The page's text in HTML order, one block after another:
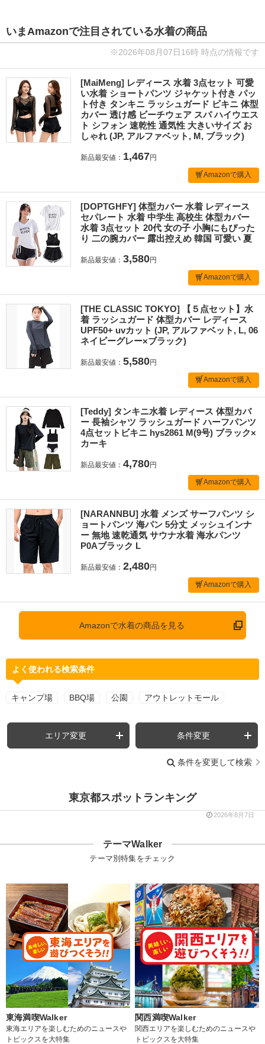
いまAmazonで注目されている水着の商品
※2026年08月07日16時 時点の情報です
[MaiMeng] レディース 水着 3点セット 可愛
い水着 ショートパンツ ジャケット付き パッ
ト付き タンキニ ラッシュガード ビキニ 体型
カバー 透け感 ビーチウェア スパ ハイウエス
ト シフォン 速乾性 通気性 大きいサイズ お
しゃれ (JP, アルファベット, M, ブラック)
新品最安値： 1,467円
Amazonで購入
[DOPTGHFY] 体型カバー 水着 レディース
セパレート 水着 中学生 高校生 体型カバー
水着 3点セット 20代 女の子 小胸にもぴった
り 二の腕カバー 露出控えめ 韓国 可愛い 夏
新品最安値： 3,580円
Amazonで購入
[THE CLASSIC TOKYO] 【５点セット】水
着 ラッシュガード 体型カバー レディース
UPF50+ uvカット (JP, アルファベット, L, 06
ネイビーグレー×ブラック)
新品最安値： 5,580円
Amazonで購入
[Teddy] タンキニ水着 レディース 体型カバ
ー 長袖シャツ ラッシュガード ハーフパンツ
4点セットビキニ hys2861 M(9号) ブラック×
カーキ
新品最安値： 4,780円
Amazonで購入
[NARANNBU] 水着 メンズ サーフパンツ シ
ョートパンツ 海パン 5分丈 メッシュインナ
ー 無地 速乾通気 サウナ水着 海水パンツ
P0Aブラック L
新品最安値： 2,480円
Amazonで購入
Amazonで水着の商品を見る
よく使われる検索条件
キャンプ場 BBQ場 公園 アウトレットモール
エリア変更 条件変更
条件を変更して検索
東京都スポットランキング
2026年8月7日
テーマWalker
テーマ別特集をチェック
東海満喫Walker
東海エリアを楽しむためのニュースや
トピックスを大特集
関西満喫Walker
関西エリアを楽しむためのニュースや
トピックスを大特集